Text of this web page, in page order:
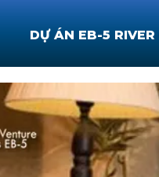
DỰ ÁN EB-5 RIVER